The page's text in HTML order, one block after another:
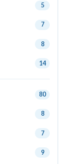
5
7
8
14
80
8
7
9